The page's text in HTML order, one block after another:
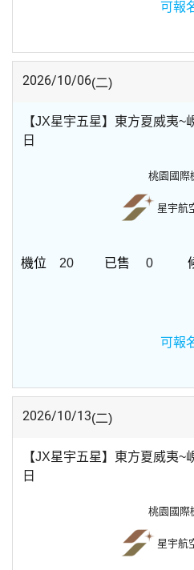
可報
2026/10/06(二)
【JX星宇五星】東方夏威夷~
日
桃園國際
星宇航
20 0
可報
2026/10/13(二)
【JX星宇五星】東方夏威夷~
日
桃園國際
星宇航